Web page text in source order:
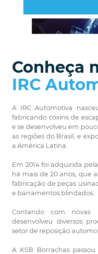
Conheça
IRC
A IRC Automotiva
fabricando coxins de
e se desenvolveu em
as regiões do Brasil, e
a América Latina.
Em 2014 foi adquirida
há mais de 20 anos, que
fabricação de peças
e barramentos blindados.
Contando com novas
desenvolveu diversos
setor de reposição
A KSB Borrachas